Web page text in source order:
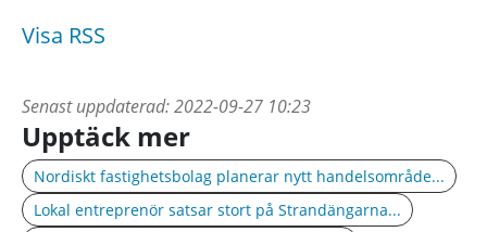
Visa RSS
Senast uppdaterad:2022-09-27 10:23
Upptäck mer
Nordiskt fastighetsbolag planerar nytt handelsområde...
Lokal entreprenör satsar stort på Strandängarna...